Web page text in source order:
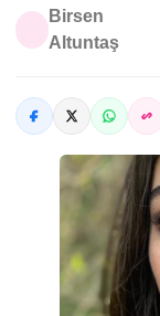
Birsen
Altuntaş